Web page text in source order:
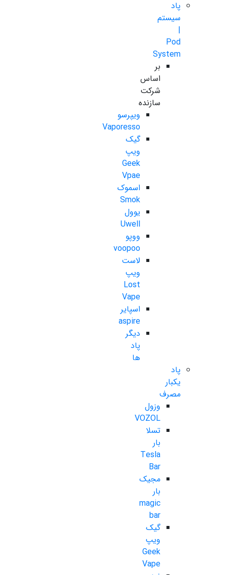
پاد
سیستم
|
Pod
System
بر
اساس
شرکت
سازنده
ویپرسو
Vaporesso
گیک
ویپ
Geek
Vpae
اسموک
Smok
یوول
Uwell
ووپو
voopoo
لاست
ویپ
Lost
Vape
اسپایر
aspire
دیگر
پاد
ها
پاد
یکبار
مصرف
وزول
VOZOL
تسلا
بار
Tesla
Bar
مجیک
بار
magic
bar
گیک
ویپ
Geek
Vape